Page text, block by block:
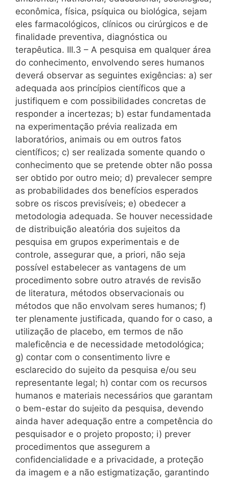
econômica, física, psíquica ou biológica, sejam
eles farmacológicos, clínicos ou cirúrgicos e de
finalidade preventiva, diagnóstica ou
terapêutica. III.3 – A pesquisa em qualquer área
do conhecimento, envolvendo seres humanos
deverá observar as seguintes exigências: a) ser
adequada aos princípios científicos que a
justifiquem e com possibilidades concretas de
responder a incertezas; b) estar fundamentada
na experimentação prévia realizada em
laboratórios, animais ou em outros fatos
científicos; c) ser realizada somente quando o
conhecimento que se pretende obter não possa
ser obtido por outro meio; d) prevalecer sempre
as probabilidades dos benefícios esperados
sobre os riscos previsíveis; e) obedecer a
metodologia adequada. Se houver necessidade
de distribuição aleatória dos sujeitos da
pesquisa em grupos experimentais e de
controle, assegurar que, a priori, não seja
possível estabelecer as vantagens de um
procedimento sobre outro através de revisão
de literatura, métodos observacionais ou
métodos que não envolvam seres humanos; f)
ter plenamente justificada, quando for o caso, a
utilização de placebo, em termos de não
maleficência e de necessidade metodológica;
g) contar com o consentimento livre e
esclarecido do sujeito da pesquisa e/ou seu
representante legal; h) contar com os recursos
humanos e materiais necessários que garantam
o bem-estar do sujeito da pesquisa, devendo
ainda haver adequação entre a competência do
pesquisador e o projeto proposto; i) prever
procedimentos que assegurem a
confidencialidade e a privacidade, a proteção
da imagem e a não estigmatização, garantindo